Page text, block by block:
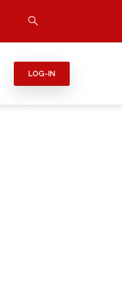
LOG-IN